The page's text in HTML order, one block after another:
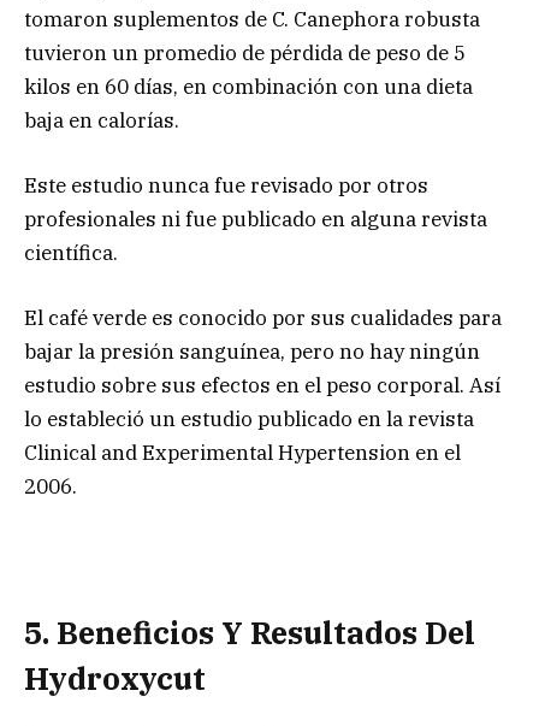
tomaron suplementos de C. Canephora robusta
tuvieron un promedio de pérdida de peso de 5
kilos en 60 días, en combinación con una dieta
baja en calorías.
Este estudio nunca fue revisado por otros
profesionales ni fue publicado en alguna revista
científica.
El café verde es conocido por sus cualidades para
bajar la presión sanguínea, pero no hay ningún
estudio sobre sus efectos en el peso corporal. Así
lo estableció un estudio publicado en la revista
Clinical and Experimental Hypertension en el
2006.
5. Beneficios Y Resultados Del
Hydroxycut